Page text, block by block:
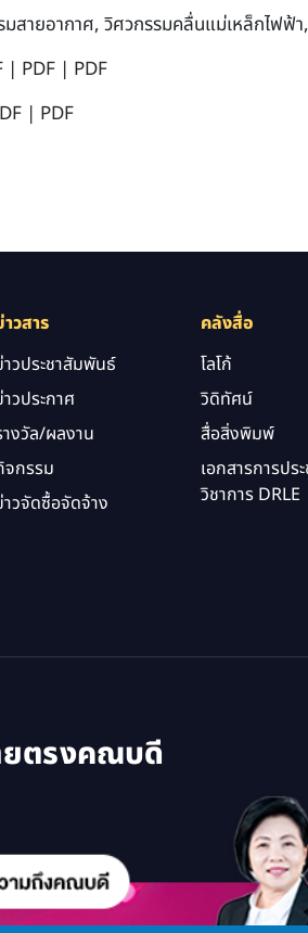
สายอากาศ, วิศวกรรมคลื่นแม่เหล็กไฟฟ้
| PDF | PDF
| PDF
วสาร
าวประชาสัมพันธ์
าวประกาศ
งวัล/ผลงาน
จกรรม
าวจัดซื้อจัดจ้าง
คลังสื่อ
โลโก้
วิดิทัศน์
สื่อสิ่งพิมพ์
เอกสารการปร
วิชาการ DRLE
ยตรงคณบดี